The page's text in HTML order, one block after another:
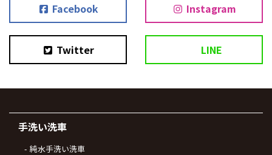
Facebook Instagram
Twitter LINE
手洗い洗車
純水手洗い洗車